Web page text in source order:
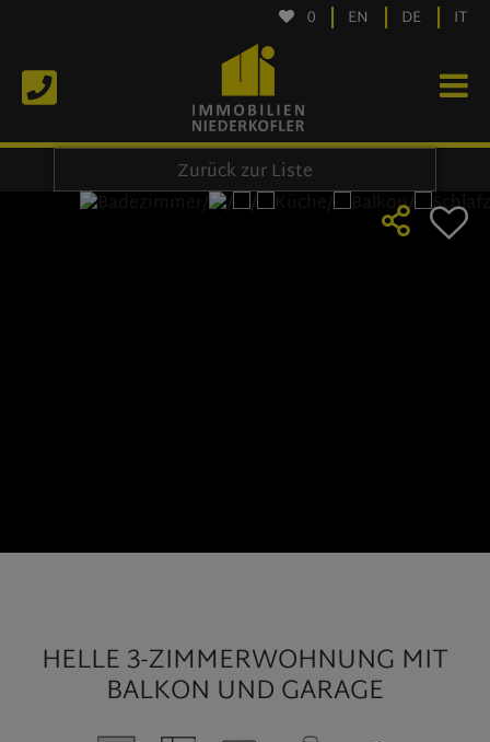
0 EN DE IT
Zurück zur Liste
HELLE 3-ZIMMERWOHNUNG MIT
BALKON UND GARAGE